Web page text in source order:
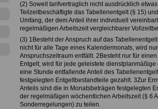
(2) Soweit tarifvertraglich nicht ausdrücklich
Teilzeitbeschäftigte das Tabellenentgelt (§ 15)
Umfang, der dem Anteil ihrer individuell
regelmäßigen Arbeitszeit vergleichbarer
(3) 1Besteht der Anspruch auf das
nicht für alle Tage eines Kalendermonats, wird
Anspruchszeitraum entfällt. 2Besteht nur für
Entgelt, wird für jede geleistete
eine Stunde entfallende Anteil des
festgelegten Entgeltbestandteile gezahlt. 3Zur
Anteils sind die in Monatsbeträgen festgelegten
der regelmäßigen wöchentlichen Arbeitszeit (§ 6
Sonderregelungen) zu teilen.